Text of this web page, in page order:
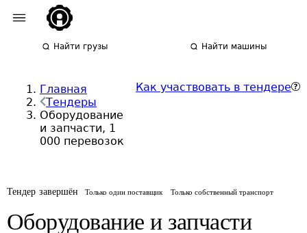
Найти грузы Найти машины
Главная
Тендеры
Оборудование
и запчасти, 1
000 перевозок
Как участвовать в тендере
Тендер завершён Только один поставщик Только собственный транспорт
Оборудование и запчасти